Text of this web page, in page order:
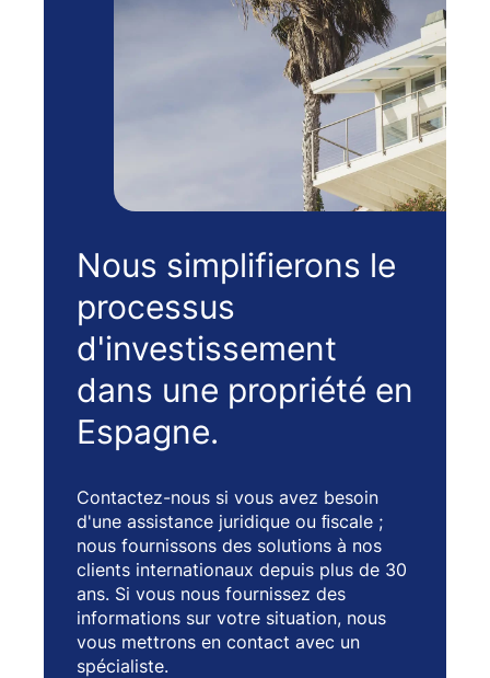
Nous simplifierons le
processus
d'investissement
dans une propriété en
Espagne.
Contactez-nous si vous avez besoin
d'une assistance juridique ou ﬁscale ;
nous fournissons des solutions à nos
clients internationaux depuis plus de 30
ans. Si vous nous fournissez des
informations sur votre situation, nous
vous mettrons en contact avec un
spécialiste.